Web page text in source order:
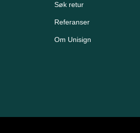
Søk retur
Referanser
Om Unisign